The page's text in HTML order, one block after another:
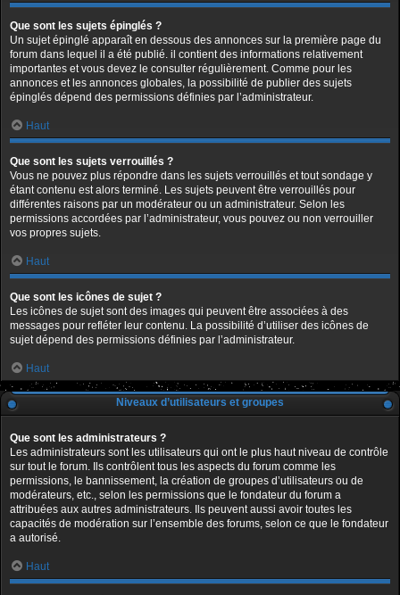
Que sont les sujets épinglés ?
Un sujet épinglé apparaît en dessous des annonces sur la première page du
forum dans lequel il a été publié. il contient des informations relativement
importantes et vous devez le consulter régulièrement. Comme pour les
annonces et les annonces globales, la possibilité de publier des sujets
épinglés dépend des permissions définies par l’administrateur.
Haut
Que sont les sujets verrouillés ?
Vous ne pouvez plus répondre dans les sujets verrouillés et tout sondage y
étant contenu est alors terminé. Les sujets peuvent être verrouillés pour
différentes raisons par un modérateur ou un administrateur. Selon les
permissions accordées par l’administrateur, vous pouvez ou non verrouiller
vos propres sujets.
Haut
Que sont les icônes de sujet ?
Les icônes de sujet sont des images qui peuvent être associées à des
messages pour refléter leur contenu. La possibilité d’utiliser des icônes de
sujet dépend des permissions définies par l’administrateur.
Haut
Niveaux d’utilisateurs et groupes
Que sont les administrateurs ?
Les administrateurs sont les utilisateurs qui ont le plus haut niveau de contrôle
sur tout le forum. Ils contrôlent tous les aspects du forum comme les
permissions, le bannissement, la création de groupes d’utilisateurs ou de
modérateurs, etc., selon les permissions que le fondateur du forum a
attribuées aux autres administrateurs. Ils peuvent aussi avoir toutes les
capacités de modération sur l’ensemble des forums, selon ce que le fondateur
a autorisé.
Haut